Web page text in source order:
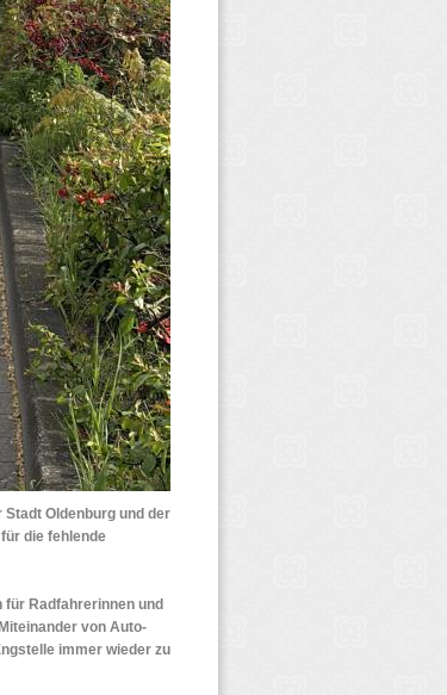
Oldenburg und der
die fehlende
Radfahrerinnen und
von Auto-
immer wieder zu